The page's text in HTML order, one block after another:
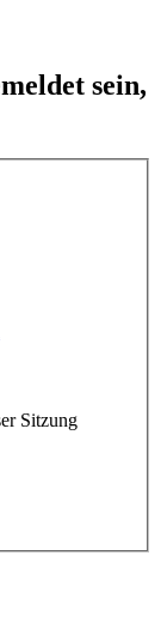
sein,
Sitzung